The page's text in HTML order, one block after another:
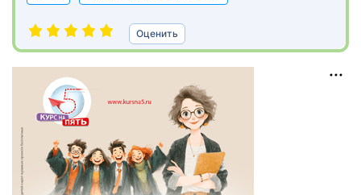
Оценить